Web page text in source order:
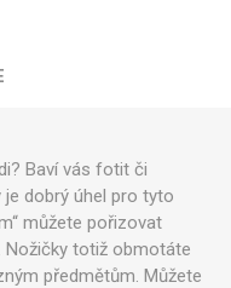
Baví vás fotit či
dobrý úhel pro tyto
můžete pořizovat
Nožičky totiž obmotáte
předmětům. Můžete